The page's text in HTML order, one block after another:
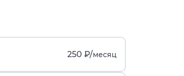
250 ₽/месяц